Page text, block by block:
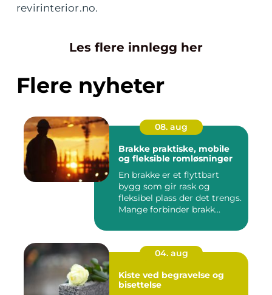
revirinterior.no.
Les flere innlegg her
Flere nyheter
08. aug
Brakke praktiske, mobile
og fleksible romløsninger
En brakke er et flyttbart
bygg som gir rask og
fleksibel plass der det trengs.
Mange forbinder brakk...
04. aug
Kiste ved begravelse og
bisettelse